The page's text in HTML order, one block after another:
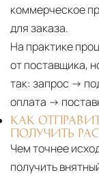
коммерческое
для заказа.
На практике
от поставщика,
так: запрос →
оплата →
КАК
ПОЛУЧИТЬ
Чем точнее
получить